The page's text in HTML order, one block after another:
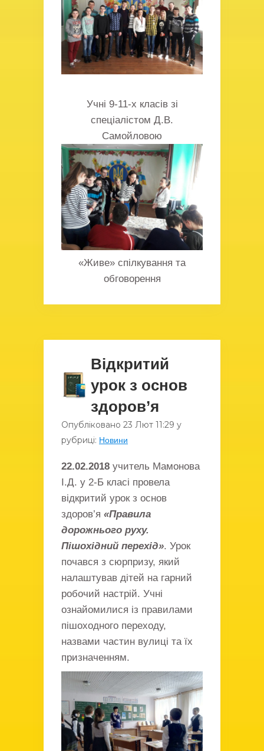
Учні 9-11-х класів зі
спеціалістом Д.В.
Самойловою
«Живе» спілкування та
обговорення
Відкритий
урок з основ
здоров’я
Опубліковано 23 Лют 11:29 у
рубриці: Новини
22.02.2018 учитель Мамонова
І.Д. у 2-Б класі провела
відкритий урок з основ
здоров’я «Правила
дорожнього руху.
Пішохідний перехід». Урок
почався з сюрпризу, який
налаштував дітей на гарний
робочий настрій. Учні
ознайомилися із правилами
пішоходного переходу,
назвами частин вулиці та їх
призначенням.